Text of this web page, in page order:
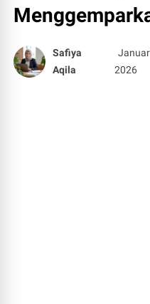
Safiya
Aqila
2026